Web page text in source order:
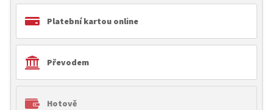
Platební kartou online
Převodem
Hotově